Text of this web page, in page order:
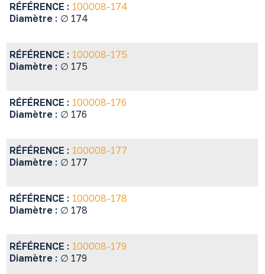
RÉFÉRENCE : 100008-174
Diamètre : ∅ 174
RÉFÉRENCE : 100008-175
Diamètre : ∅ 175
RÉFÉRENCE : 100008-176
Diamètre : ∅ 176
RÉFÉRENCE : 100008-177
Diamètre : ∅ 177
RÉFÉRENCE : 100008-178
Diamètre : ∅ 178
RÉFÉRENCE : 100008-179
Diamètre : ∅ 179